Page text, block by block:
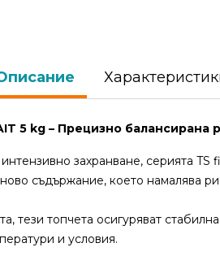
5 kg – Прецизно балансирана
захранване, серията TS
съдържание, което намалява
тези топчета осигуряват
и условия.